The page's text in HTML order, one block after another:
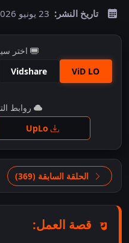
تاريخ النشر: 23 يونيو 2026
اختر
ViD LO
Vidshare
اضغط
روابط
الحلقة السابقة (369)
قصة العمل: